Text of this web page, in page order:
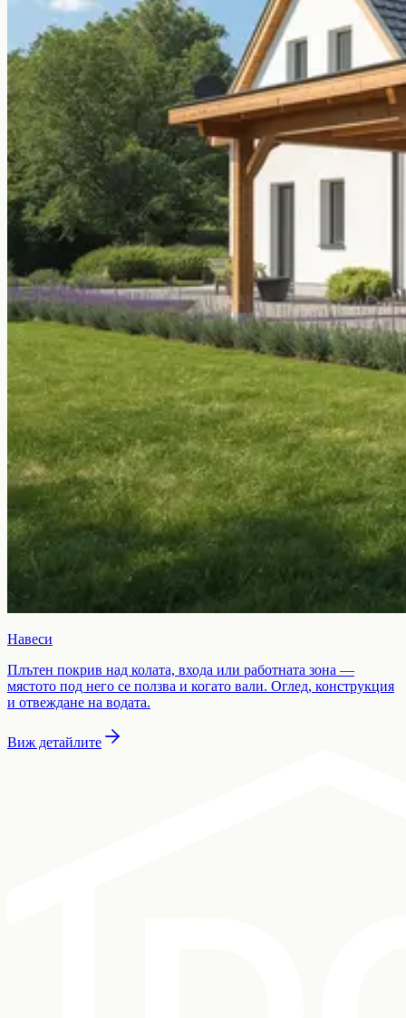
Навеси
Плътен покрив над колата, входа или работната зона —
мястото под него се ползва и когато вали. Оглед, конструкция
и отвеждане на водата.
Виж детайлите